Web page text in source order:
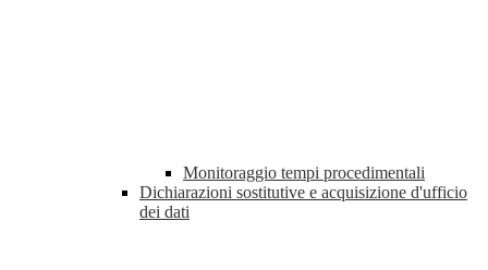
Monitoraggio tempi procedimentali
Dichiarazioni sostitutive e acquisizione d'ufficio
dei dati